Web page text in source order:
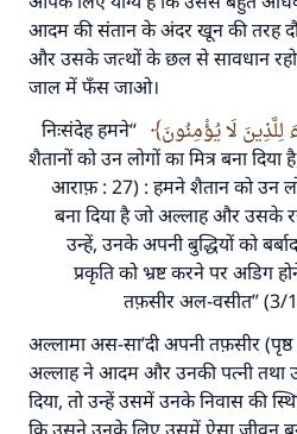
आदम की संतान के अंदर खून की तरह
और उसके जत्थों के छल से सावधान
जाल में फँस जाओ।
لِلَّذِينَ لَا يُؤْمِنُونَ
“निःसंदेह हमने
शैतानों को उन लोगों का मित्र बना
आराफ़ : 27) : हमने शैतान को उन
बना दिया है जो अल्लाह और उसके
उन्हें, उनके अपनी बुद्धियों को
प्रकृति को भ्रष्ट करने पर अडिग
तफ़सीर अल-वसीत” (3/
अल्लामा अस-सा’दी अपनी तफ़सीर
अल्लाह ने आदम और उनकी पत्नी तथा
दिया, तो उन्हें उसमें उनके निवास की
उत्तर संख्या 110845